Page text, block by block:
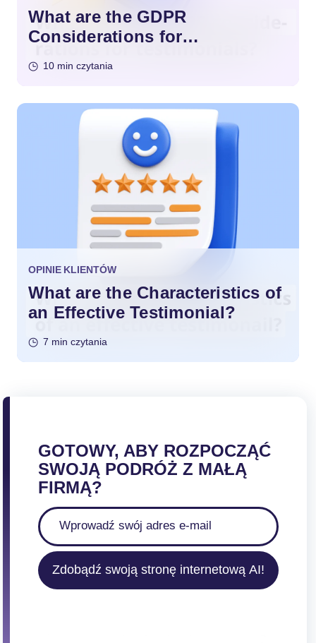
What are the GDPR
Considerations for
10 min czytania
OPINIE KLIENTÓW
What are the Characteristics of
an Effective Testimonial?
7 min czytania
GOTOWY, ABY ROZPOCZĄĆ
SWOJĄ PODRÓŻ Z MAŁĄ
FIRMĄ?
Zdobądź swoją stronę internetową AI!